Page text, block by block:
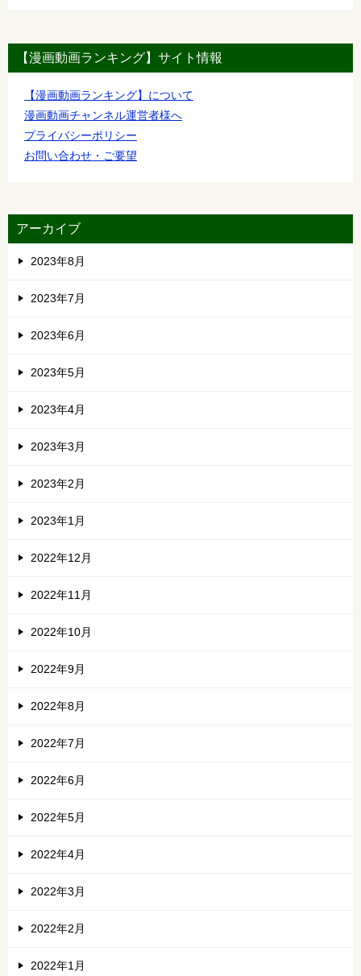
【漫画動画ランキング】サイト情報
【漫画動画ランキング】について
漫画動画チャンネル運営者様へ
プライバシーポリシー
お問い合わせ・ご要望
アーカイブ
2023年8月
2023年7月
2023年6月
2023年5月
2023年4月
2023年3月
2023年2月
2023年1月
2022年12月
2022年11月
2022年10月
2022年9月
2022年8月
2022年7月
2022年6月
2022年5月
2022年4月
2022年3月
2022年2月
2022年1月